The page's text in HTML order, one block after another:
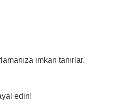
imkan tanırlar.
edin!